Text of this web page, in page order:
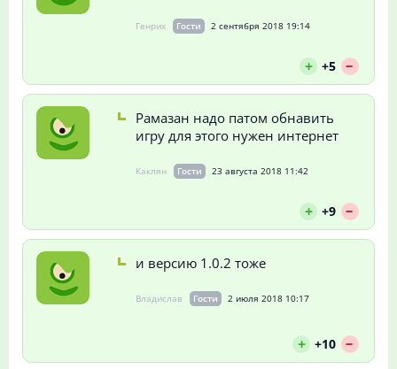
Генрих Гости 2 сентября 2018 19:14
+ +5 --
Рамазан надо патом обнавить
игру для этого нужен интернет
Каклян Гости 23 августа 2018 11:42
+ +9 --
и версию 1.0.2 тоже
Владислав Гости 2 июля 2018 10:17
+ +10 --